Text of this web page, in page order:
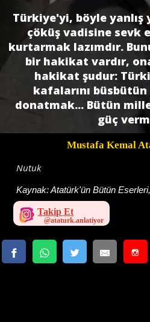
Türkiye'yi, böyle
çöküş vadisine sevk
kurtarmak lazımdır.
bir hakikat vardır,
hakikat şudur:
kafalarını
donatmak... Bütün
güç
Mustafa Kemal
Nutuk
Kaynak:Atatürk'ün Bütün
Takip Et